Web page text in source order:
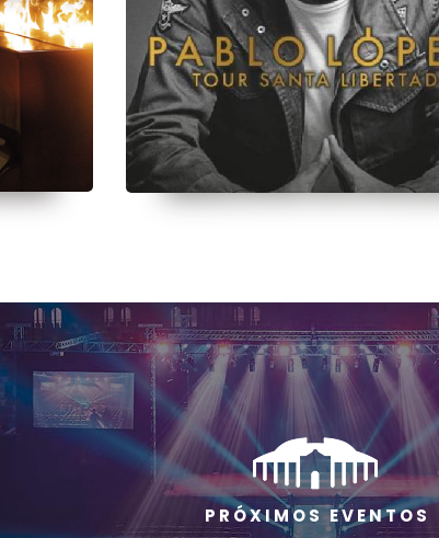
P R Ó X I M O S E V E N T O S